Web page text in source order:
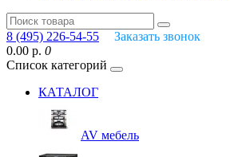
8 (495) 226-54-55
Заказать звонок
0.00 р. 0
Список категорий
КАТАЛОГ
AV мебель